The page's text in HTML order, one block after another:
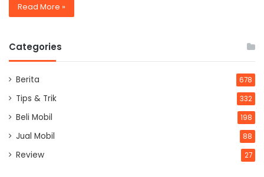
Read More »
Categories
Berita 678
Tips & Trik 332
Beli Mobil 198
Jual Mobil 88
Review 27